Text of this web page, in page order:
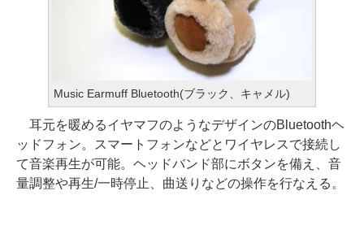
Music Earmuff Bluetooth(ブラック、キャメル)
耳元を暖めるイヤマフのようなデザインのBluetoothヘ
ッドフォン。スマートフォンなどとワイヤレスで接続し
て音楽再生が可能。ヘッドバンド部にボタンを備え、音
量調整や再生/一時停止、曲送りなどの操作を行なえる。